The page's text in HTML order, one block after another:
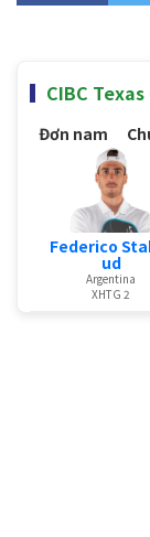
CIBC
Đơn nam
Federico
ud
Argentina
XHTG 2